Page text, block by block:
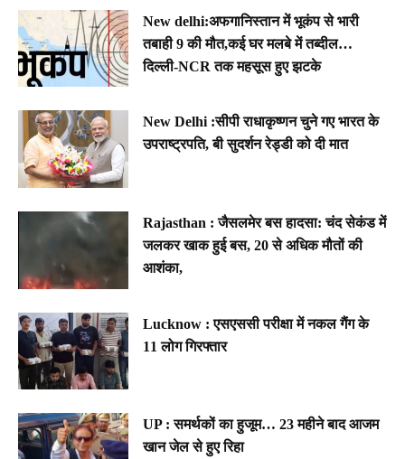
New delhi:अफगानिस्तान में भूकंप से भारी
तबाही 9 की मौत,कई घर मलबे में तब्दील…
दिल्ली-NCR तक महसूस हुए झटके
New Delhi :सीपी राधाकृष्णन चुने गए भारत के
उपराष्ट्रपति, बी सुदर्शन रेड्डी को दी मात
Rajasthan : जैसलमेर बस हादसा: चंद सेकंड में
जलकर खाक हुई बस, 20 से अधिक मौतों की
आशंका,
Lucknow : एसएससी परीक्षा में नकल गैंग के
11 लोग गिरफ्तार
UP : समर्थकों का हुजूम… 23 महीने बाद आजम
खान जेल से हुए रिहा